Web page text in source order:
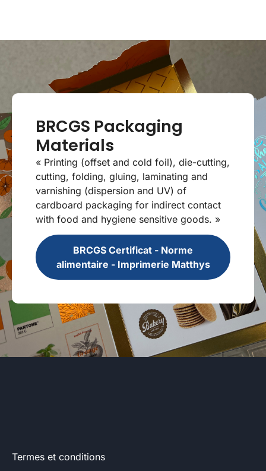
BRCGS Packaging
Materials
« Printing (offset and cold foil), die-cutting,
cutting, folding, gluing, laminating and
varnishing (dispersion and UV) of
cardboard packaging for indirect contact
with food and hygiene sensitive goods. »
BRCGS Certificat - Norme
alimentaire - Imprimerie Matthys
Termes et conditions